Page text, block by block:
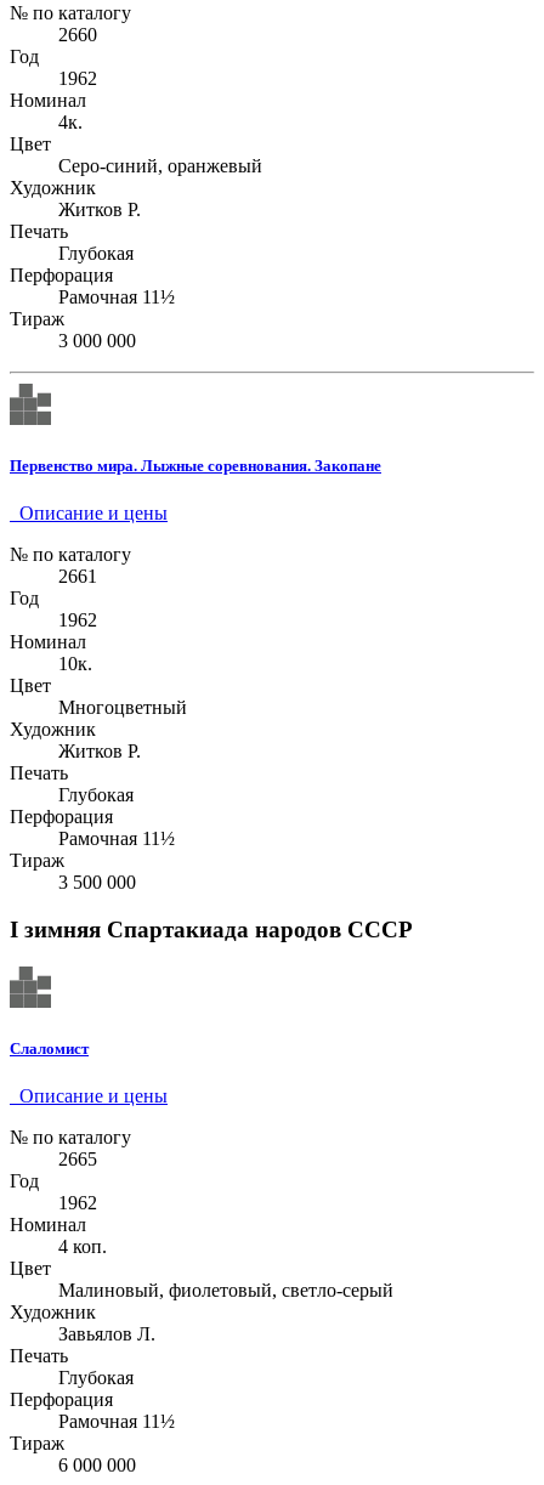
№ по каталогу
2660
Год
1962
Номинал
4к.
Цвет
Серо-синий, оранжевый
Художник
Житков Р.
Печать
Глубокая
Перфорация
Рамочная 11½
Тираж
3 000 000
Первенство мира. Лыжные соревнования. Закопане
Описание и цены
№ по каталогу
2661
Год
1962
Номинал
10к.
Цвет
Многоцветный
Художник
Житков Р.
Печать
Глубокая
Перфорация
Рамочная 11½
Тираж
3 500 000
I зимняя Спартакиада народов СССР
Слаломист
Описание и цены
№ по каталогу
2665
Год
1962
Номинал
4 коп.
Цвет
Малиновый, фиолетовый, светло-серый
Художник
Завьялов Л.
Печать
Глубокая
Перфорация
Рамочная 11½
Тираж
6 000 000